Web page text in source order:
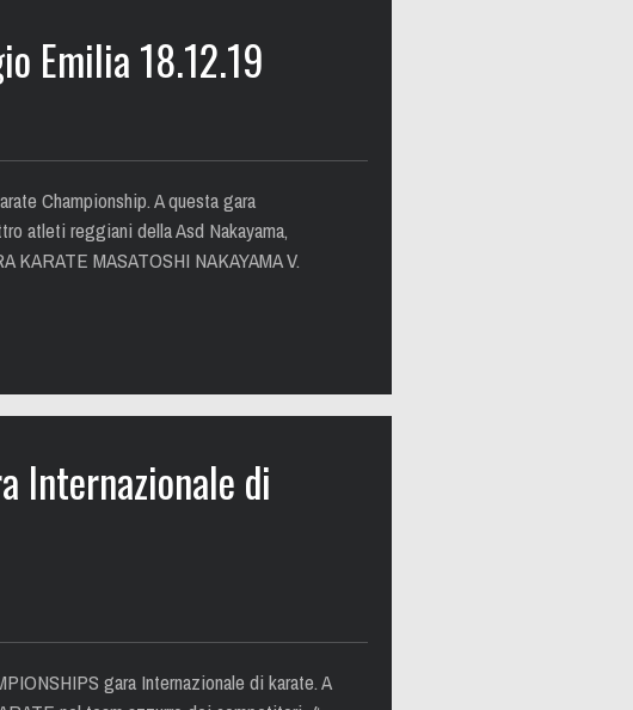
Emilia 18.12.19
Championship. A questa gara
atleti reggiani della Asd Nakayama,
MASATOSHI NAKAYAMA V.
Internazionale di
gara Internazionale di karate. A